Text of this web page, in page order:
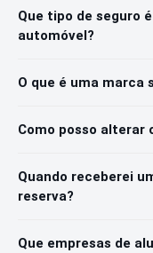
Que tipo de seguro
automóvel?
O que é uma marca
Como posso alterar
Quando receberei
reserva?
Que empresas de